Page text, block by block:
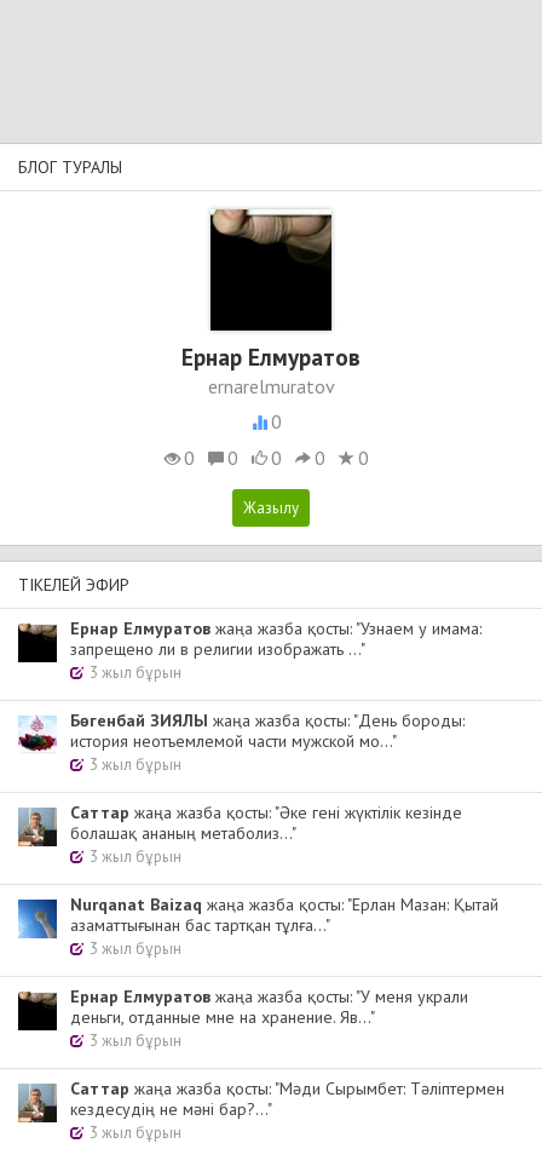
БЛОГ ТУРАЛЫ
Ернар Елмуратов
ernarelmuratov
0
0
0 0 0 0
ТІКЕЛЕЙ ЭФИР
Ернар Елмуратов жаңа жазба қосты: "Узнаем у имама:
запрещено ли в религии изображать ..."
3 жыл бұрын
Бөгенбай ЗИЯЛЫ жаңа жазба қосты: "День бороды:
история неотъемлемой части мужской мо..."
3 жыл бұрын
Cаттар жаңа жазба қосты: "Әке гені жүктілік кезінде
болашақ ананың метаболиз..."
3 жыл бұрын
Nurqanat Baizaq жаңа жазба қосты: "Ерлан Мазан: Қытай
азаматтығынан бас тартқан тұлға..."
3 жыл бұрын
Ернар Елмуратов жаңа жазба қосты: "У меня украли
деньги, отданные мне на хранение. Яв..."
3 жыл бұрын
Cаттар жаңа жазба қосты: "Мәди Сырымбет: Тәліптермен
кездесудің не мәні бар?..."
3 жыл бұрын